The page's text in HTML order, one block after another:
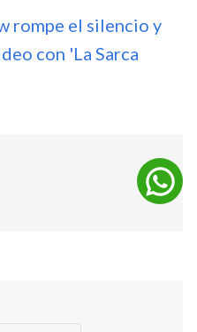
rompe el silencio y
con 'La Sarca